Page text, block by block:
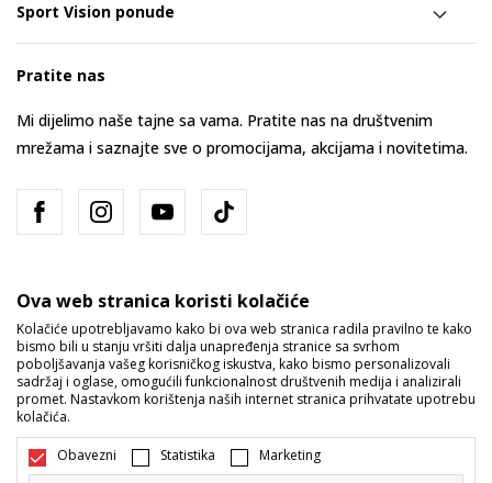
Sport Vision ponude
Pratite nas
Mi dijelimo naše tajne sa vama. Pratite nas na društvenim
mrežama i saznajte sve o promocijama, akcijama i novitetima.
Bosna i Hercegovina Promijenite
Ova web stranica koristi kolačiće
Kolačiće upotrebljavamo kako bi ova web stranica radila pravilno te kako
bismo bili u stanju vršiti dalja unapređenja stranice sa svrhom
poboljšavanja vašeg korisničkog iskustva, kako bismo personalizovali
sadržaj i oglase, omogućili funkcionalnost društvenih medija i analizirali
promet. Nastavkom korištenja naših internet stranica prihvatate upotrebu
kolačića.
Obavezni Statistika Marketing